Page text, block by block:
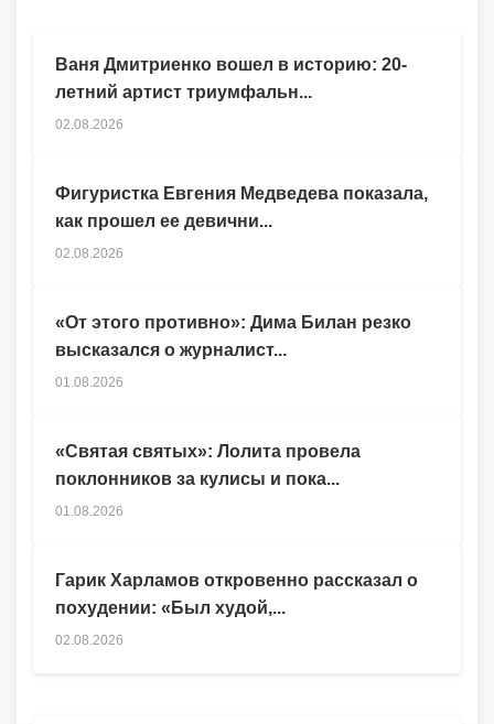
Гарик Харламов откровенно рассказал о
похудении: «Был худой,...
02.08.2026
Ваня Дмитриенко вошел в историю: 20-
летний артист триумфальн...
02.08.2026
Фигуристка Евгения Медведева показала,
как прошел ее девични...
02.08.2026
«От этого противно»: Дима Билан резко
высказался о журналист...
01.08.2026
«Святая святых»: Лолита провела
поклонников за кулисы и пока...
01.08.2026